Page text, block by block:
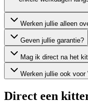
Werken jullie alleen
Geven jullie garantie?
Mag ik direct na het
Werken jullie ook
Direct een